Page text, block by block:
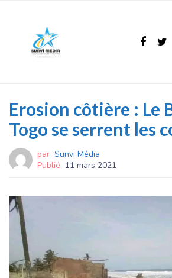
Erosion côtière : Le
Togo se serrent les
par Sunvi Média
Publié 11 mars 2021